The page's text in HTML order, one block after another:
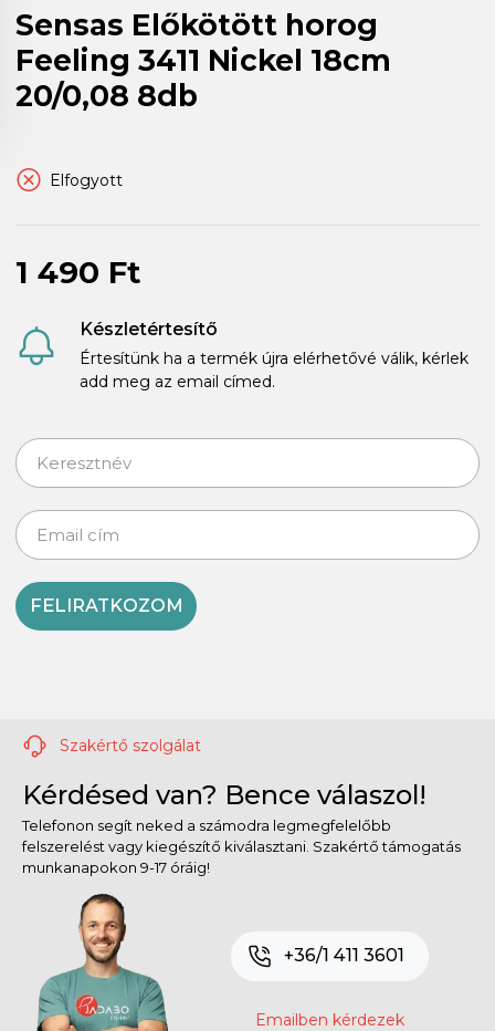
Sensas Előkötött horog
Feeling 3411 Nickel 18cm
20/0,08 8db
Elfogyott
1 490 Ft
Készletértesítő
Értesítünk ha a termék újra elérhetővé válik, kérlek
add meg az email címed.
FELIRATKOZOM
Szakértő szolgálat
Kérdésed van? Bence válaszol!
Telefonon segít neked a számodra legmegfelelőbb
felszerelést vagy kiegészítő kiválasztani. Szakértő támogatás
munkanapokon 9-17 óráig!
+36/1 411 3601
Emailben kérdezek